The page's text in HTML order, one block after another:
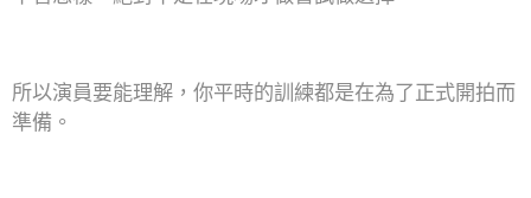
所以演員要能理解，你平時的訓練都是在為了正式開拍而
準備。